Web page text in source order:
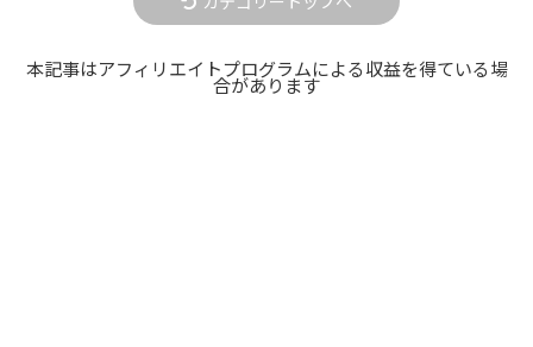
本記事はアフィリエイトプログラムによる収益を得ている場
合があります